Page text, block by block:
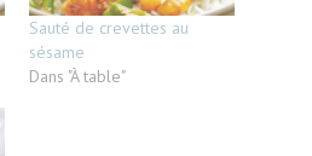
Sauté de crevettes au
sésame
Dans "À table"